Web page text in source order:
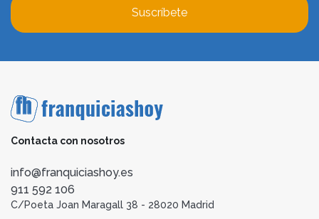
Suscríbete
Contacta con nosotros
info@franquiciashoy.es
911 592 106
C/Poeta Joan Maragall 38 - 28020 Madrid